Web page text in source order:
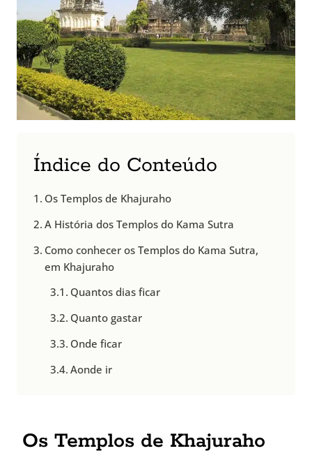
Índice do Conteúdo
Os Templos de Khajuraho
A História dos Templos do Kama Sutra
Como conhecer os Templos do Kama Sutra,
em Khajuraho
Quantos dias ficar
Quanto gastar
Onde ficar
Aonde ir
Os Templos de Khajuraho